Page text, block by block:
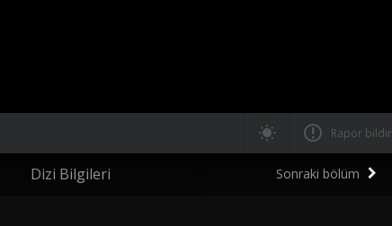
Rapor bildir
Dizi Bilgileri Sonraki bölüm